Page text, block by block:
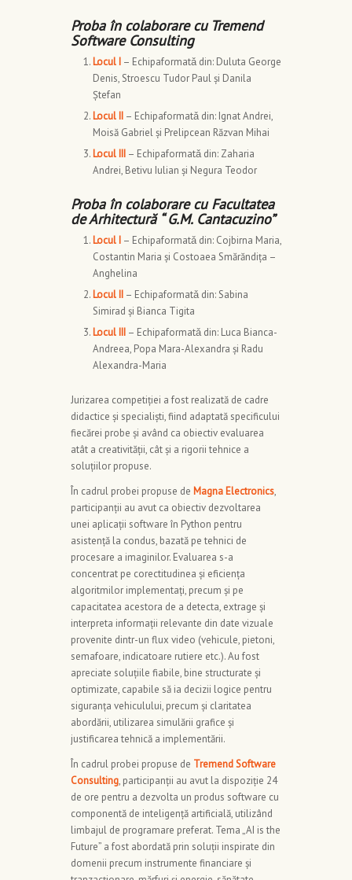
Proba în colaborare cu Tremend
Software Consulting
Locul I – Echipaformatǎ din: Duluta George
Denis, Stroescu Tudor Paul și Danila
Ștefan
Locul II – Echipaformatǎ din: Ignat Andrei,
Moisă Gabriel și Prelipcean Răzvan Mihai
Locul III – Echipaformatǎ din: Zaharia
Andrei, Betivu Iulian și Negura Teodor
Proba în colaborare cu Facultatea
de Arhitectură “ G.M. Cantacuzino”
Locul I – Echipaformatǎ din: Cojbirna Maria,
Costantin Maria și Costoaea Smărăndița –
Anghelina
Locul II – Echipaformatǎ din: Sabina
Simirad și Bianca Tigita
Locul III – Echipaformatǎ din: Luca Bianca-
Andreea, Popa Mara-Alexandra și Radu
Alexandra-Maria
Jurizarea competiției a fost realizată de cadre
didactice și specialiști, fiind adaptată specificului
fiecărei probe și având ca obiectiv evaluarea
atât a creativității, cât și a rigorii tehnice a
soluțiilor propuse.
În cadrul probei propuse de Magna Electronics,
participanții au avut ca obiectiv dezvoltarea
unei aplicații software în Python pentru
asistență la condus, bazată pe tehnici de
procesare a imaginilor. Evaluarea s-a
concentrat pe corectitudinea și eficiența
algoritmilor implementați, precum și pe
capacitatea acestora de a detecta, extrage și
interpreta informații relevante din date vizuale
provenite dintr-un flux video (vehicule, pietoni,
semafoare, indicatoare rutiere etc.). Au fost
apreciate soluțiile fiabile, bine structurate și
optimizate, capabile să ia decizii logice pentru
siguranța vehiculului, precum și claritatea
abordării, utilizarea simulării grafice și
justificarea tehnică a implementării.
În cadrul probei propuse de Tremend Software
Consulting, participanții au avut la dispoziție 24
de ore pentru a dezvolta un produs software cu
componentă de inteligență artificială, utilizând
limbajul de programare preferat. Tema „AI is the
Future” a fost abordată prin soluții inspirate din
domenii precum instrumente financiare și